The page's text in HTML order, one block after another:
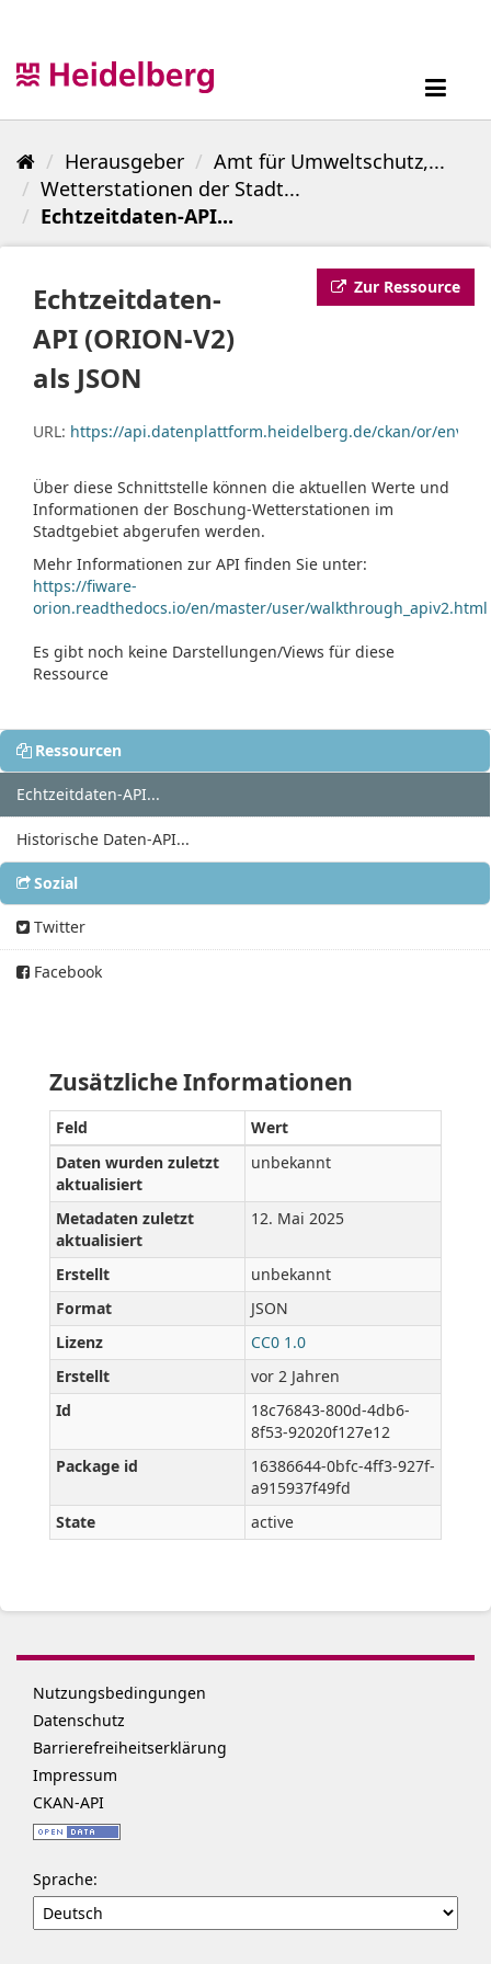
Herausgeber
Amt für Umweltschutz,...
Wetterstationen der Stadt...
Echtzeitdaten-API...
Zur Ressource
Echtzeitdaten-
API (ORION-V2)
als JSON
URL: https://api.datenplattform.heidelberg.de/ckan/or/
Über diese Schnittstelle können die aktuellen Werte und
Informationen der Boschung-Wetterstationen im
Stadtgebiet abgerufen werden.
Mehr Informationen zur API finden Sie unter:
https://fiware-
orion.readthedocs.io/en/master/user/walkthrough_apiv2.html
Es gibt noch keine Darstellungen/Views für diese
Ressource
Ressourcen
Echtzeitdaten-API...
Historische Daten-API...
Sozial
Twitter
Facebook
Zusätzliche Informationen
Feld
Wert
Daten wurden zuletzt
aktualisiert
unbekannt
Metadaten zuletzt
aktualisiert
12. Mai 2025
Erstellt
unbekannt
Format
JSON
Lizenz
CC0 1.0
Erstellt
vor 2 Jahren
Id
18c76843-800d-4db6-
8f53-92020f127e12
Package id
16386644-0bfc-4ff3-927f-
a915937f49fd
State
active
Nutzungsbedingungen
Datenschutz
Barrierefreiheitserklärung
Impressum
CKAN-API
Sprache